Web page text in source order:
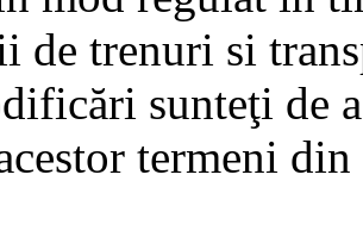
de trenuri si
sunteţi de
termeni